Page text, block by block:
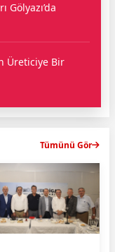
Gölyazı’da
Üreticiye Bir
Tümünü Gör